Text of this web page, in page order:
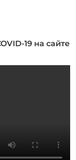
19 на сайте